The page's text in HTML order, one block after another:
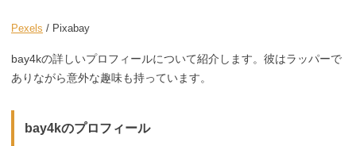
Pexels / Pixabay
bay4kの詳しいプロフィールについて紹介します。彼はラッパーで
ありながら意外な趣味も持っています。
bay4kのプロフィール